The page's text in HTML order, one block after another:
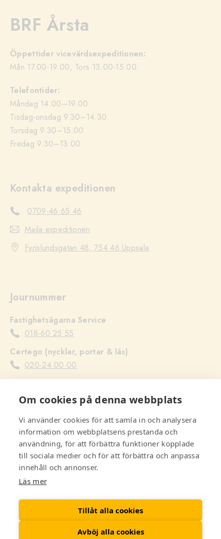
Om cookies på denna webbplats
Vi använder cookies för att samla in och analysera
information om webbplatsens prestanda och
användning, för att förbättra funktioner kopplade
till sociala medier och för att förbättra och anpassa
innehåll och annonser.
Läs mer
Tillåt alla cookies
Avböj alla cookies
BRF Årsta
Öppettider vicevärdsexpeditionen:
Mån 17.00-19.00, Tors 13.00-15.00
Telefontider:
Måndag 14.00–19.00
Tisdag-onsdag 9.30–14.30
Torsdag 9.30–15.00
Fredag 9.30–13.00
Kontakta expeditionen
0709-46 65 46
Maila expeditionen
Fyrislundsgatan 48, 754 46 Uppsala
Journummer
Fastighetsägarna Service
018-60 25 55
Certego (nycklar, portar & lås)
020-24 00 00
018-12 60 60
Serwent stopp i avlopp i fastigheten (ej lägenheter)
010-143 00 01
Recover skadeservice (skador på fastighetens
delar)
010-177 77 00
Räddningstjänst, Polis & Ambulans